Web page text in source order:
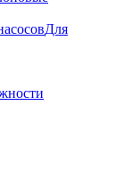
Для